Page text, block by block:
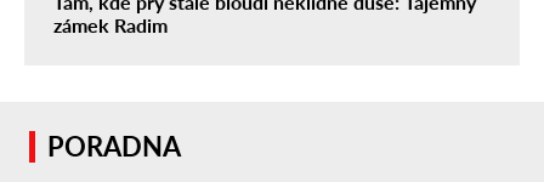
zámek Radim
PORADNA